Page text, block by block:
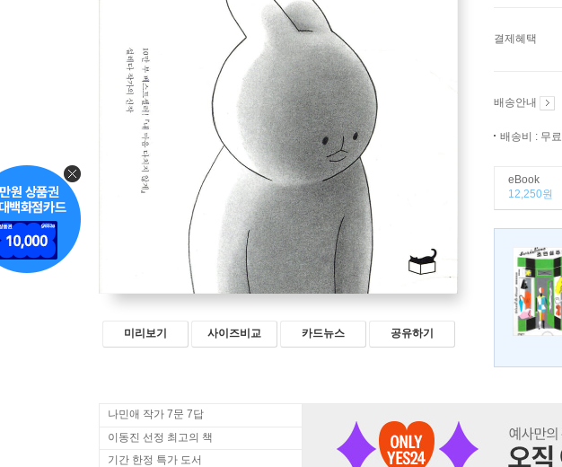
미리보기 사이즈비교 카드뉴스 공유하기
결제혜택
배송안내
배송비 : 무료
eBook
12,250원
나민애 작가 7문 7답
이동진 선정 최고의 책
기간 한정 특가 도서